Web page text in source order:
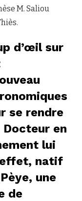
M. Saliou
d’œil sur
se rendre
en
lui
natif
une
de